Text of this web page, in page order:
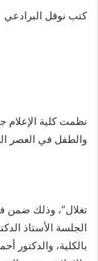
كتب نوفل البرادعي
نظمت كلية الإعلام
والطفل في العصر
الجلسة الأستاذ
بالكلية، والدكتور